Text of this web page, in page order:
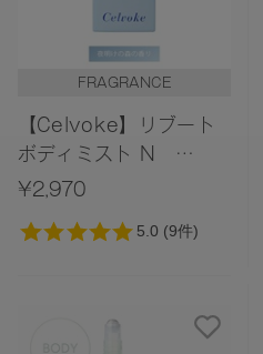
FRAGRANCE
【Celvoke】リブート
ボディミスト N
Dawn Forest 〈夜明け
¥2,970